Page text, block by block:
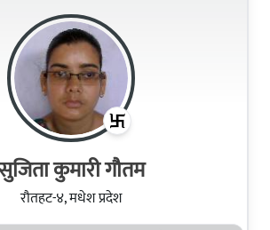
कुमारी गौतम
रौतहट-४, मधेश प्रदेश